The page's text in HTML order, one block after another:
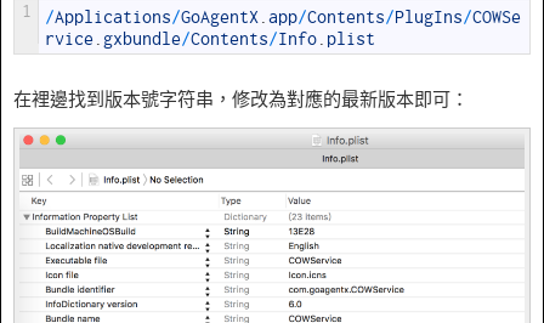
1 /Applications/GoAgentX.app/Contents/PlugIns/COWSe
rvice. gxbundle/Contents/Info. plist
在裡邊找到版本號字符串，修改為對應的最新版本即可：